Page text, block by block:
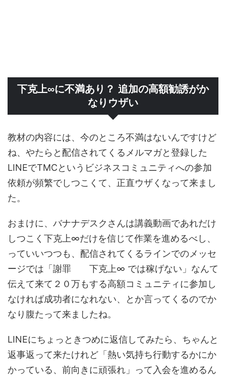
下克上∞に不満あり？ 追加の高額勧誘がか
なりウザい
教材の内容には、今のところ不満はないんですけど
ね、やたらと配信されてくるメルマガと登録した
LINEでTMCというビジネスコミュニティへの参加
依頼が頻繁でしつこくて、正直ウザくなって来まし
た。
おまけに、バナナデスクさんは講義動画であれだけ
しつこく下克上∞だけを信じて作業を進めるべし、
っていいつつも、配信されてくるラインでのメッセ
ージでは「謝罪 下克上∞ では稼げない」なんて
伝えて来て２０万もする高額コミュニティに参加し
なければ成功者になれない、とか言ってくるのでか
なり腹たって来ましたね。
LINEにちょっときつめに返信してみたら、ちゃんと
返事返って来たけれど「熱い気持ち行動するかにか
かっている、前向きに頑張れ」って入会を進めるん